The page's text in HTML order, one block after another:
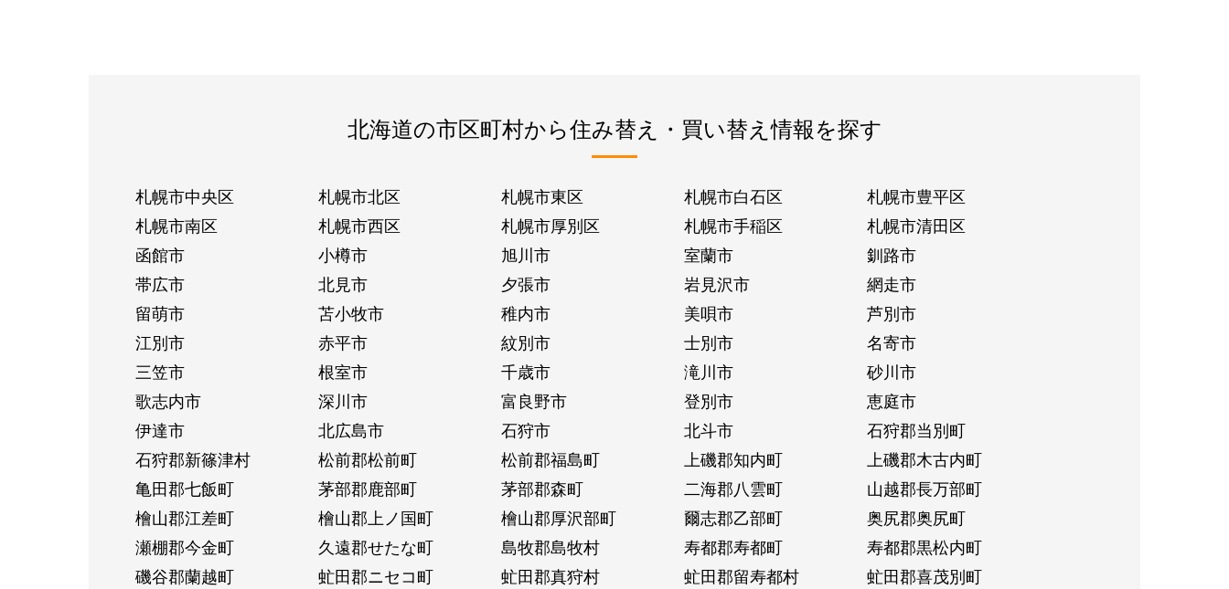
北海道の市区町村から住み替え・買い替え情報を探す
札幌市中央区 札幌市北区 札幌市東区 札幌市白石区
札幌市豊平区
札幌市南区
札幌市西区 札幌市厚別区 札幌市手稲区
札幌市清田区
函館市
小樽市 旭川市 室蘭市
釧路市
帯広市
北見市 夕張市 岩見沢市
網走市
留萌市
苫小牧市 稚内市 美唄市
芦別市
江別市
赤平市 紋別市 士別市
名寄市
三笠市
根室市 千歳市 滝川市
砂川市
歌志内市
深川市 富良野市 登別市
恵庭市
伊達市
北広島市 石狩市 北斗市
石狩郡当別町
石狩郡新篠津村
松前郡松前町 松前郡福島町 上磯郡知内町
上磯郡木古内町
亀田郡七飯町
茅部郡鹿部町 茅部郡森町 二海郡八雲町
山越郡長万部町
檜山郡江差町
檜山郡上ノ国町 檜山郡厚沢部町 爾志郡乙部町
奥尻郡奥尻町
瀬棚郡今金町
久遠郡せたな町 島牧郡島牧村 寿都郡寿都町
寿都郡黒松内町
磯谷郡蘭越町
虻田郡ニセコ町 虻田郡真狩村 虻田郡留寿都村
虻田郡喜茂別町